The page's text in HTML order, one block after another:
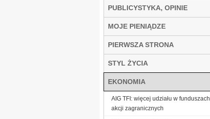
PUBLICYSTYKA, OPINIE
MOJE PIENIĄDZE
PIERWSZA STRONA
STYL ŻYCIA
EKONOMIA
AIG TFI: więcej udziału w funduszach
akcji zagranicznych